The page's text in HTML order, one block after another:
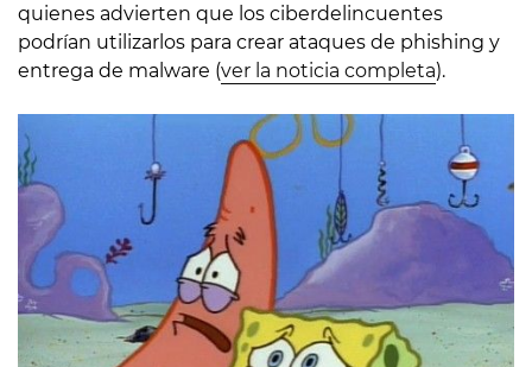
quienes advierten que los ciberdelincuentes
podrían utilizarlos para crear ataques de phishing y
entrega de malware (ver la noticia completa).